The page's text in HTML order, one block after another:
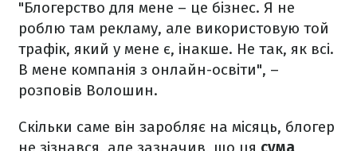
"Блогерство для мене – це бізнес. Я не
роблю там рекламу, але використовую той
трафік, який у мене є, інакше. Не так, як всі.
В мене компанія з онлайн-освіти", –
розповів Волошин.
Скільки саме він заробляє на місяць, блогер